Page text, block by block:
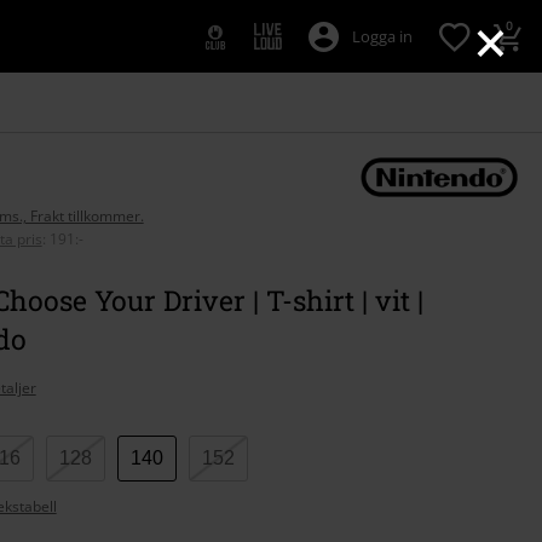
×
Logga in 0
Frakt tillkommer.
pris
191:-
Your Driver | T-shirt | vit |
128 140 152